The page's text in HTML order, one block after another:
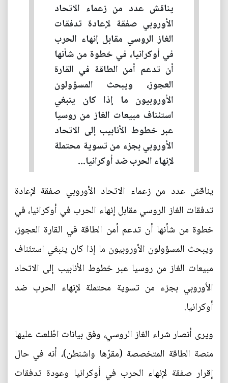
يناقش عدد من زعماء الاتحاد
الأوروبي صفقة لإعادة تدفقات
الغاز الروسي مقابل إنهاء الحرب
في أوكرانيا، في خطوة من شأنها
أن تدعم أمن الطاقة في القارة
العجوز، ويبحث المسؤولون
الأوروبيون ما إذا كان ينبغي
استئناف مبيعات الغاز من روسيا
عبر خطوط الأنابيب إلى الاتحاد
الأوروبي بجزء من تسوية محتملة
لإنهاء الحرب ضد أوكرانيا...
يناقش عدد من زعماء الاتحاد الأوروبي صفقة لإعادة
تدفقات الغاز الروسي مقابل إنهاء الحرب في أوكرانيا، في
خطوة من شأنها أن تدعم أمن الطاقة في القارة العجوز،
ويبحث المسؤولون الأوروبيون ما إذا كان ينبغي استئناف
مبيعات الغاز من روسيا عبر خطوط الأنابيب إلى الاتحاد
الأوروبي بجزء من تسوية محتملة لإنهاء الحرب ضد
أوكرانيا.
ويرى أنصار شراء الغاز الروسي، وفق بيانات اطّلعت عليها
منصة الطاقة المتخصصة (مقرّها واشنطن)، أنه في حال
إقرار صفقة لإنهاء الحرب في أوكرانيا وعودة تدفقات